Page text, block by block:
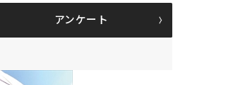
アンケート